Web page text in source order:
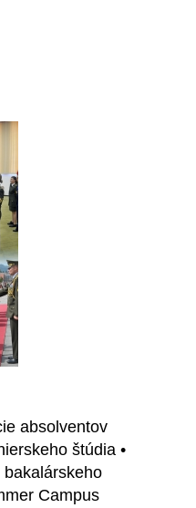
absolventov
štúdia •
Campus